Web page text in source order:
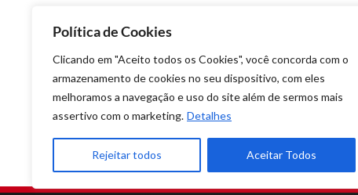
Política de Cookies
Clicando em "Aceito todos os Cookies", você concorda com o
armazenamento de cookies no seu dispositivo, com eles
melhoramos a navegação e uso do site além de sermos mais
assertivo com o marketing. Detalhes
Rejeitar todos Aceitar Todos